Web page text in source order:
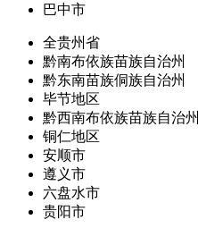
巴中市
全贵州省
黔南布依族苗族自治州
黔东南苗族侗族自治州
毕节地区
黔西南布依族苗族自治州
铜仁地区
安顺市
遵义市
六盘水市
贵阳市